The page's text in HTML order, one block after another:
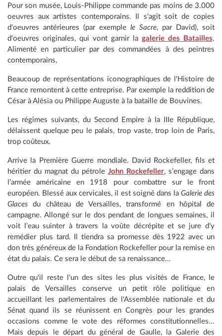
Pour son musée, Louis-Philippe commande pas moins de 3.000
oeuvres aux artistes contemporains. Il s'agit soit de copies
d'oeuvres antérieures (par exemple le Sacre, par David), soit
d'oeuvres originales, qui vont garnir la galerie des Batailles.
Alimenté en particulier par des commandées à des peintres
contemporains,
Beaucoup de représentations iconographiques de l'Histoire de
France remontent à cette entreprise. Par exemple la reddition de
César à Alésia ou Philippe Auguste à la bataille de Bouvines.
Les régimes suivants, du Second Empire à la IIIe République,
délaissent quelque peu le palais, trop vaste, trop loin de Paris,
trop coûteux.
Arrive la Première Guerre mondiale. David Rockefeller, fils et
héritier du magnat du pétrole John Rockefeller, s’engage dans
l’armée américaine en 1918 pour combattre sur le front
européen. Blessé aux cervicales, il est soigné dans la Galerie des
Glaces du château de Versailles, transformé en hôpital de
campagne. Allongé sur le dos pendant de longues semaines, il
voit l’eau suinter à travers la voûte décrépite et se jure d’y
remédier plus tard. Il tiendra sa promesse dès 1922 avec un
don très généreux de la Fondation Rockefeller pour la remise en
état du palais. Ce sera le début de sa renaissance…
Outre qu'il reste l'un des sites les plus visités de France, le
palais de Versailles conserve un petit rôle politique en
accueillant les parlementaires de l'Assemblée nationale et du
Sénat quand ils se réunissent en Congrès pour les grandes
occasions comme le vote des réformes constitutionnelles...
Mais depuis le départ du général de Gaulle, la Galerie des